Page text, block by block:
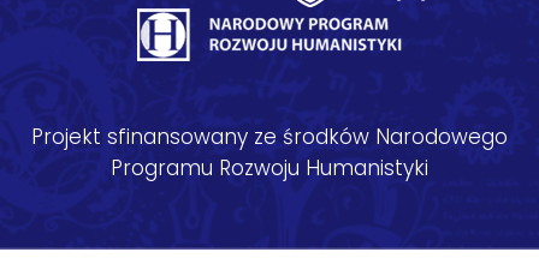
Projekt sfinansowany ze środków Narodowego
Programu Rozwoju Humanistyki